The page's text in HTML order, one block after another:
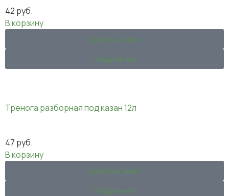
42 руб.
В корзину
Купить в 1 клик
Подробнее
Тренога разборная под казан 12л
47 руб.
В корзину
Купить в 1 клик
Подробнее